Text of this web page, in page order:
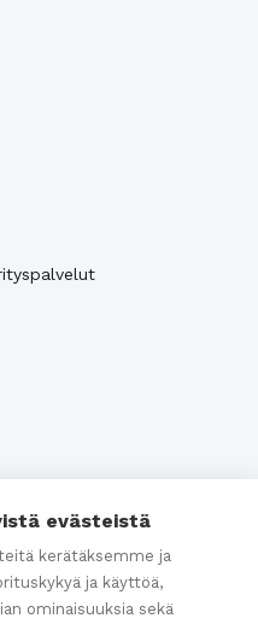
evästeistä
kerätäksemme ja
ja käyttöä,
ominaisuuksia sekä